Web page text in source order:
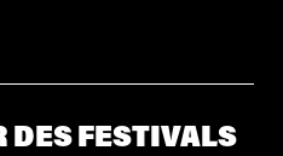
DES FESTIVALS